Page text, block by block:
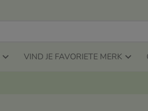
VIND JE FAVORIETE MERK